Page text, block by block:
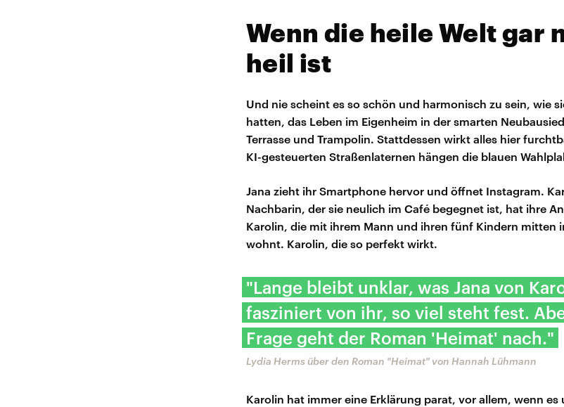
Wenn die heile Welt gar
heil ist
Und nie scheint es so schön und harmonisch zu sein, wie
hatten, das Leben im Eigenheim in der smarten
Terrasse und Trampolin. Stattdessen wirkt alles hier
KI-gesteuerten Straßenlaternen hängen die blauen
Jana zieht ihr Smartphone hervor und öffnet Instagram.
Nachbarin, der sie neulich im Café begegnet ist, hat ihre
Karolin, die mit ihrem Mann und ihren fünf Kindern mitten
wohnt. Karolin, die so perfekt wirkt.
"Lange bleibt unklar, was Jana von
fasziniert von ihr, so viel steht fest.
Frage geht der Roman 'Heimat' nach."
Lydia Herms über den Roman "Heimat" von Hannah Lühmann
Karolin hat immer eine Erklärung parat, vor allem, wenn es